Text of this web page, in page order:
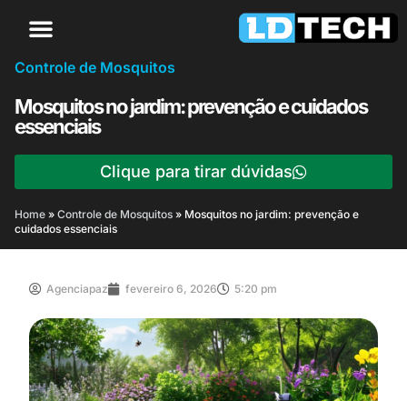
Controle de Mosquitos
Mosquitos no jardim: prevenção e cuidados
essenciais
Clique para tirar dúvidas
Home » Controle de Mosquitos » Mosquitos no jardim: prevenção e
cuidados essenciais
Agenciapaz fevereiro 6, 2026 5:20 pm